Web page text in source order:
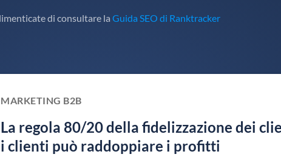
di consultare la Guida SEO di Ranktracker
MARKETING B2B
La regola 80/20 della fidelizzazione dei
i clienti può raddoppiare i profitti